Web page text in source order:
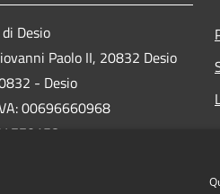
Desio
Paolo II, 20832 Desio
- Desio
00696660968